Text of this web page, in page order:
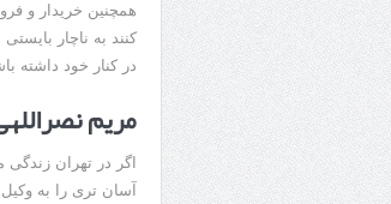
همچنین خریدار و
کنند به ناچار
در کنار خود داشته
مریم
اگر در تهران
آسان تری را به